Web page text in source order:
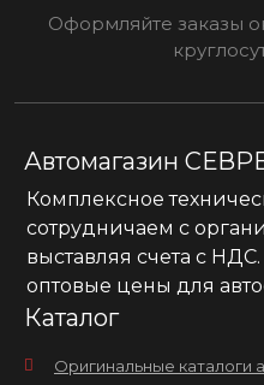
Оформляйте заказы
Автомагазин
Комплексное
сотрудничаем с
выставляя счета с
оптовые цены для
Каталог
Оригинальные каталоги